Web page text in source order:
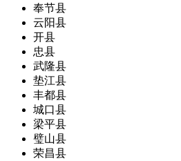
奉节县
云阳县
开县
忠县
武隆县
垫江县
丰都县
城口县
梁平县
璧山县
荣昌县